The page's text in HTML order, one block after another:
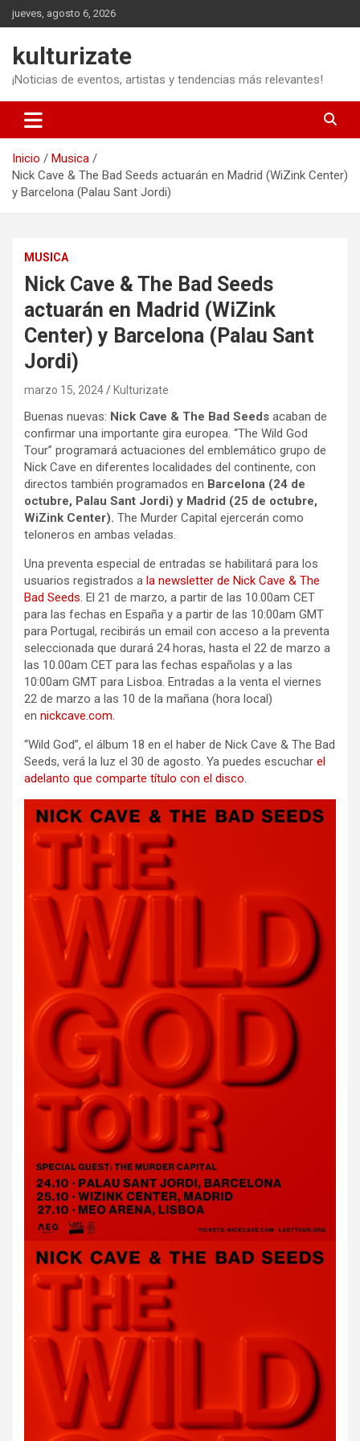
Saltar
al
jueves, agosto 6, 2026
kulturizate
¡Noticias de eventos, artistas y tendencias más relevantes!
Inicio
Musica
Nick Cave & The Bad Seeds actuarán en Madrid (WiZink Center)
y Barcelona (Palau Sant Jordi)
MUSICA
Nick Cave & The Bad Seeds
actuarán en Madrid (WiZink
Center) y Barcelona (Palau Sant
Jordi)
marzo 15, 2024 Kulturizate
Buenas nuevas: Nick Cave & The Bad Seeds acaban de
confirmar una importante gira europea. “The Wild God
Tour” programará actuaciones del emblemático grupo de
Nick Cave en diferentes localidades del continente, con
directos también programados en Barcelona (24 de
octubre, Palau Sant Jordi) y Madrid (25 de octubre,
WiZink Center). The Murder Capital ejercerán como
teloneros en ambas veladas.
Una preventa especial de entradas se habilitará para los
usuarios registrados a la newsletter de Nick Cave & The
Bad Seeds. El 21 de marzo, a partir de las 10.00am CET
para las fechas en España y a partir de las 10:00am GMT
para Portugal, recibirás un email con acceso a la preventa
seleccionada que durará 24 horas, hasta el 22 de marzo a
las 10.00am CET para las fechas españolas y a las
10:00am GMT para Lisboa. Entradas a la venta el viernes
22 de marzo a las 10 de la mañana (hora local)
en nickcave.com.
“Wild God”, el álbum 18 en el haber de Nick Cave & The Bad
Seeds, verá la luz el 30 de agosto. Ya puedes escuchar el
adelanto que comparte título con el disco.